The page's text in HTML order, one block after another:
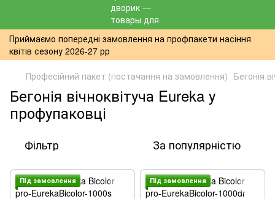
Приймаємо попередні замовлення на профпакети насіння
квітів сезону 2026-27 рр
Професійний пакет (постачання на замовлення) Бегонія
Бегонія вічноквітуча Eureka у
профупаковці
Фільтр За популярністю
Пiд замовлення Пiд замовлення